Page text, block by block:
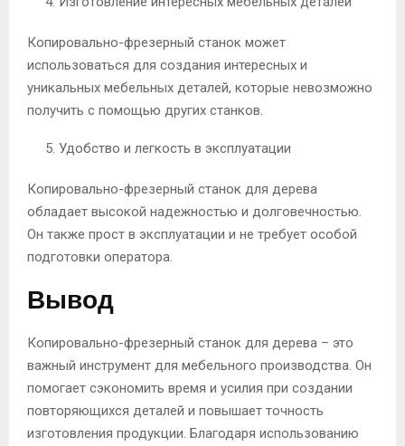
Копировально-фрезерный станок может
использоваться для создания интересных и
уникальных мебельных деталей, которые невозможно
получить с помощью других станков.
Удобство и легкость в эксплуатации
Копировально-фрезерный станок для дерева
обладает высокой надежностью и долговечностью.
Он также прост в эксплуатации и не требует особой
подготовки оператора.
Вывод
Копировально-фрезерный станок для дерева – это
важный инструмент для мебельного производства. Он
помогает сэкономить время и усилия при создании
повторяющихся деталей и повышает точность
изготовления продукции. Благодаря использованию